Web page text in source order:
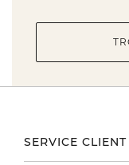
SERVICE CLIENT